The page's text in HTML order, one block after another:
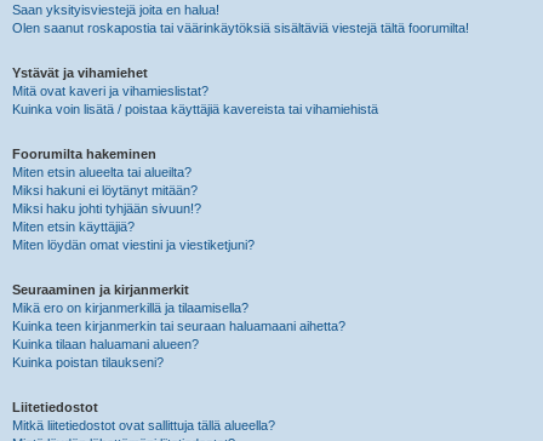
Saan yksityisviestejä joita en halua!
Olen saanut roskapostia tai väärinkäytöksiä sisältäviä viestejä tältä foorumilta!
Ystävät ja vihamiehet
Mitä ovat kaveri ja vihamieslistat?
Kuinka voin lisätä / poistaa käyttäjiä kavereista tai vihamiehistä
Foorumilta hakeminen
Miten etsin alueelta tai alueilta?
Miksi hakuni ei löytänyt mitään?
Miksi haku johti tyhjään sivuun!?
Miten etsin käyttäjiä?
Miten löydän omat viestini ja viestiketjuni?
Seuraaminen ja kirjanmerkit
Mikä ero on kirjanmerkillä ja tilaamisella?
Kuinka teen kirjanmerkin tai seuraan haluamaani aihetta?
Kuinka tilaan haluamani alueen?
Kuinka poistan tilaukseni?
Liitetiedostot
Mitkä liitetiedostot ovat sallittuja tällä alueella?